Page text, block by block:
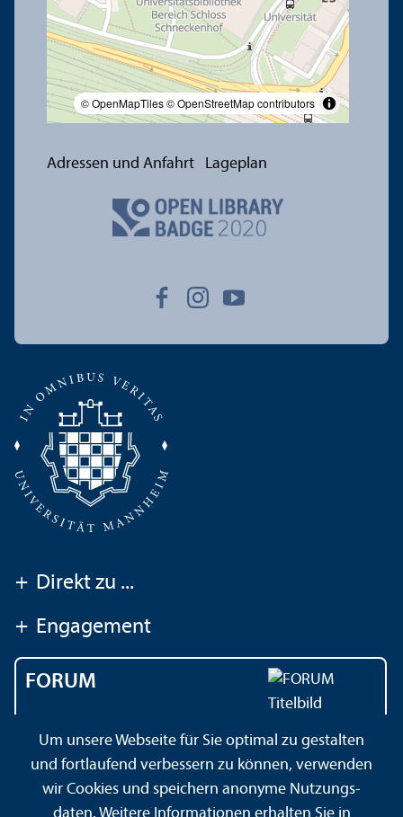
© OpenMapTiles© OpenStreetMap contributors
Adressen und Anfahrt Lageplan
+ Direkt zu ...
+ Engagement
FORUM
Universität Mannheim
Um unsere Webseite für Sie optimal zu gestalten
und fortlaufend verbessern zu können, verwenden
wir Cookies und speichern anonyme Nutzungs­